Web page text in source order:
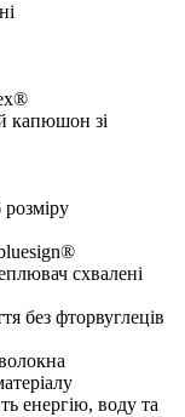
капюшон зі
схвалені
без фторвуглеців
енергію, воду та